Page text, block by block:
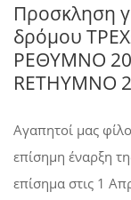
Προσκληση
δρόμου
ΡΕΘΥΜΝΟ
RETHYMNO
Αγαπητοί μας
επίσημη έναρξη
επίσημα στις 1